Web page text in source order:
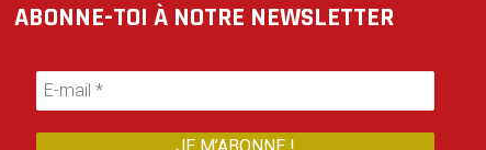
ABONNE-TOI À NOTRE NEWSLETTER